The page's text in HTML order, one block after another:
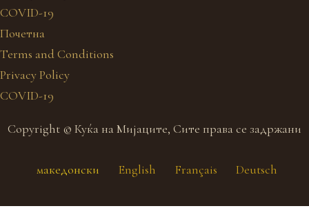
COVID-19
Почетна
Terms and Conditions
Privacy Policy
COVID-19
Copyright © Куќа на Мијаците, Сите права се задржани
македонски English Français Deutsch